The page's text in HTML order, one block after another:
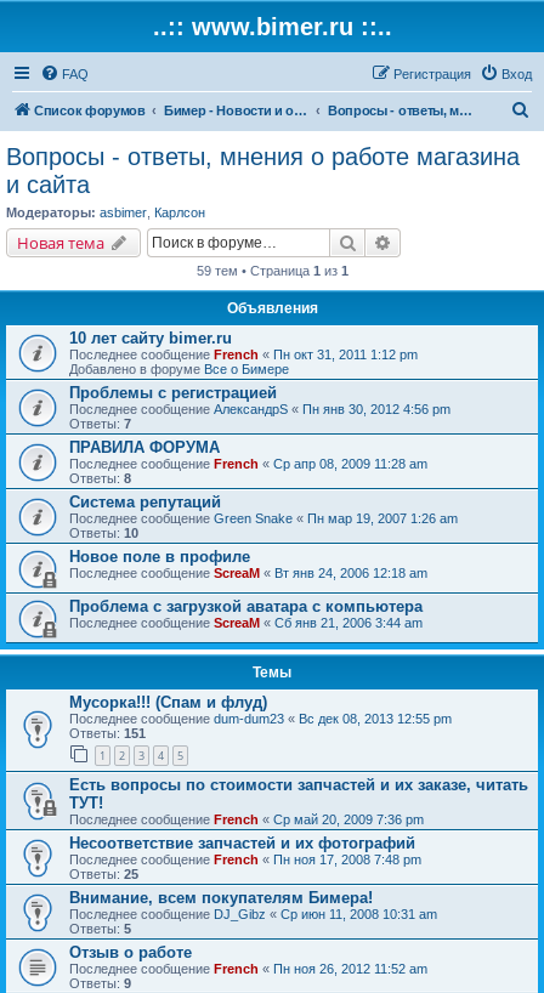
..:: www.bimer.ru ::..
FAQ Вход
Регистрация
Список форумов Бимер - Новости и обсуждение магазина и сайта. Вопросы - ответы, мнения о работе магазина и сайта
Вопросы - ответы, мнения о работе магазина
и сайта
Модераторы: asbimer Карлсон
Новая тема Поиск
59 тем • Страница 1 из 1
Объявления
10 лет сайту bimer.ru
Последнее сообщение French « Пн окт 31, 2011 1:12 pm
Добавлено в форуме Все о Бимере
Проблемы с регистрацией
Последнее сообщение АлександрS « Пн янв 30, 2012 4:56 pm
Ответы: 7
ПРАВИЛА ФОРУМА
Последнее сообщение French « Ср апр 08, 2009 11:28 am
Ответы: 8
Система репутаций
Последнее сообщение Green Snake « Пн мар 19, 2007 1:26 am
Ответы: 10
Новое поле в профиле
Последнее сообщение ScreaM « Вт янв 24, 2006 12:18 am
Проблема с загрузкой аватара с компьютера
Последнее сообщение ScreaM « Сб янв 21, 2006 3:44 am
Темы
Мусорка!!! (Спам и флуд)
Последнее сообщение dum-dum23 « Вс дек 08, 2013 12:55 pm
Ответы: 151
1 2 3 4 5
Есть вопросы по стоимости запчастей и их заказе, читать
ТУТ!
Последнее сообщение French « Ср май 20, 2009 7:36 pm
Несоответствие запчастей и их фотографий
Последнее сообщение French « Пн ноя 17, 2008 7:48 pm
Ответы: 25
Внимание, всем покупателям Бимера!
Последнее сообщение DJ_Gibz « Ср июн 11, 2008 10:31 am
Ответы: 5
Отзыв о работе
Последнее сообщение French « Пн ноя 26, 2012 11:52 am
Ответы: 9